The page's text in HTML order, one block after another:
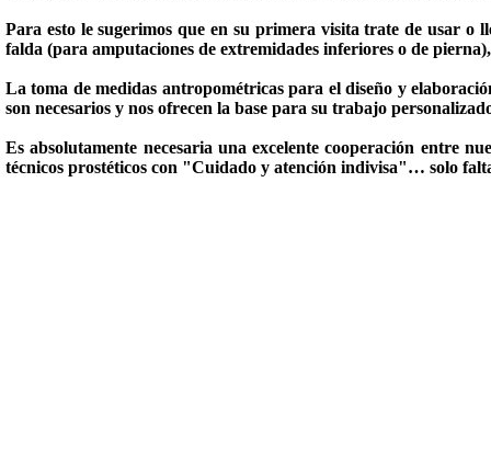
Para esto le sugerimos que en su primera visita trate de usar o
falda (para amputaciones de extremidades inferiores o de
La toma de medidas antropométricas para el diseño y
son necesarios y nos ofrecen la base para su trabajo
Es absolutamente necesaria una excelente cooperación entre
técnicos prostéticos con "Cuidado y atención indivisa"… solo